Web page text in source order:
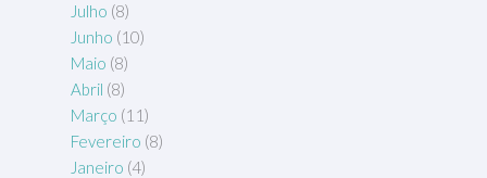
Julho (8)
Junho (10)
Maio (8)
Abril (8)
Março (11)
Fevereiro (8)
Janeiro (4)